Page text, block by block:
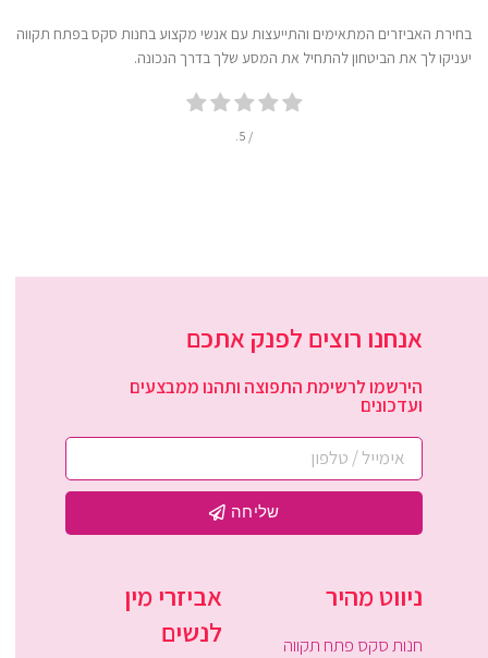
בחירת האביזרים המתאימים והתייעצות עם אנשי מקצוע בחנות סקס בפתח תקווה
יעניקו לך את הביטחון להתחיל את המסע שלך בדרך הנכונה.
/ 5.
אנחנו רוצים לפנק אתכם
הירשמו לרשימת התפוצה ותהנו ממבצעים
ועדכונים
שליחה
ניווט מהיר
חנות סקס פתח תקווה
אביזרי מין
לנשים